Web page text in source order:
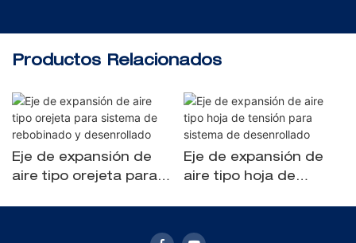
Productos Relacionados
Eje de expansión de
aire tipo orejeta para
Eje de expansión de
aire tipo hoja de